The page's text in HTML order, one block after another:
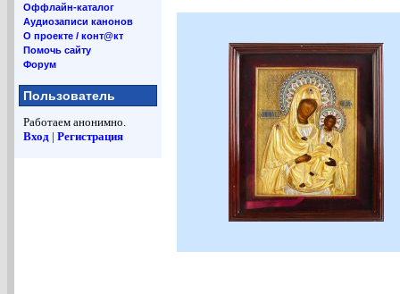
Оффлайн-каталог
Аудиозаписи канонов
О проекте / конт@кт
Помочь сайту
Форум
Пользователь
Работаем анонимно.
Вход | Регистрация